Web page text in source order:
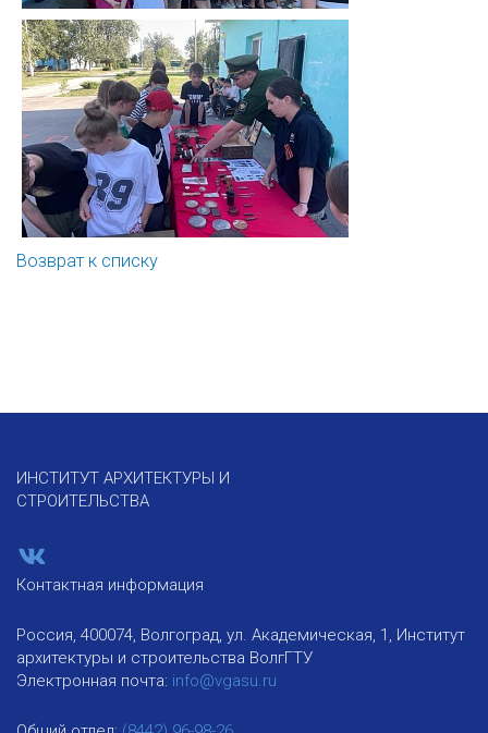
Возврат к списку
ИНСТИТУТ АРХИТЕКТУРЫ И
СТРОИТЕЛЬСТВА
Контактная информация
Россия, 400074, Волгоград, ул. Академическая, 1, Институт
архитектуры и строительства ВолгГТУ
Электронная почта: info@vgasu.ru